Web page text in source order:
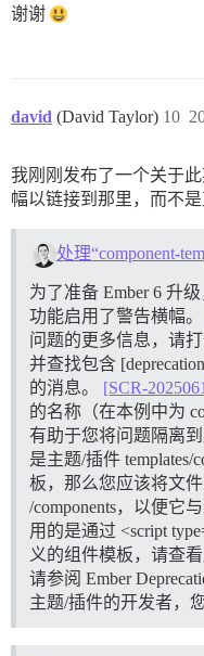
谢谢
david (David Taylor) 10
我刚刚发布了一个关于
幅以链接到那里，而不是
处理“component-
为了准备 Ember 6 升
功能启用了警告横幅。
问题的更多信息，请
并查找包含
的消息。
[SCR-
的名称（在本例中为
有助于您将问题隔离
是主题/插件 templates/
板，那么您应该将文件
/components，以便它
用的是通过 <script
义的组件模板，请查
请参阅 Ember
主题/插件的开发者，